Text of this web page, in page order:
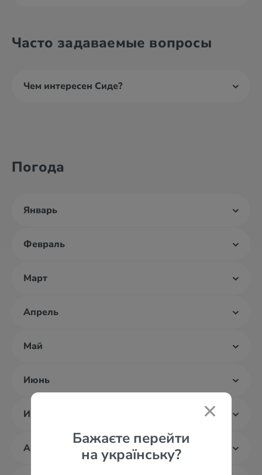
Бажаєте перейти
на українську?
Часто задаваемые вопросы
Чем интересен Сиде?
Погода
Январь
Февраль
Март
Апрель
Май
Июнь
Июль
Август